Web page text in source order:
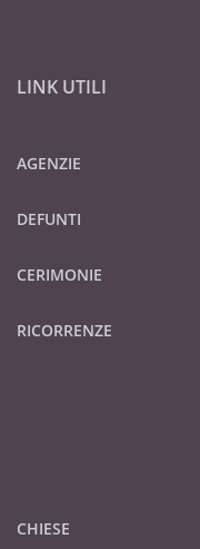
LINK UTILI
AGENZIE
DEFUNTI
CERIMONIE
RICORRENZE
CHIESE